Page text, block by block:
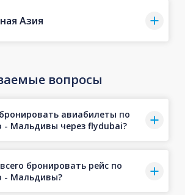
Азия
вопросы
авиабилеты по
- Мальдивы через flydubai?
бронировать рейс по
- Мальдивы?